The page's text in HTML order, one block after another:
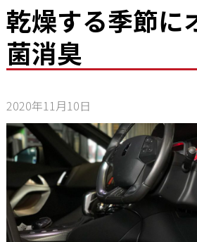
レッドポイントパーツ
店舗案内
工場通信
お問い合わせ
乾燥する季節に
菌消臭
2020年11月10日